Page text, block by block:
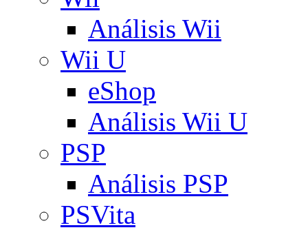
Análisis Wii
Wii U
eShop
Análisis Wii U
PSP
Análisis PSP
PSVita